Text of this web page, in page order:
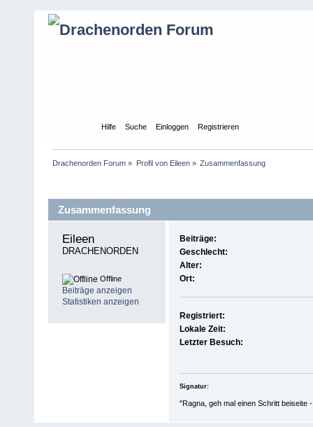
Hilfe Suche Einloggen Registrieren
Drachenorden Forum » Profil von Eileen» Zusammenfassung
Zusammenfassung
Eileen
DRACHENORDEN
Offline
Beiträge anzeigen
Statistiken anzeigen
Beiträge:
Geschlecht:
Alter:
Ort:
Registriert:
Lokale Zeit:
Letzter Besuch:
Signatur:
"Ragna, geh mal einen Schritt beiseite